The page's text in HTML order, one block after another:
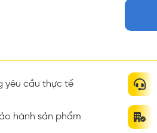
yêu cầu thực tế
hành sản phẩm